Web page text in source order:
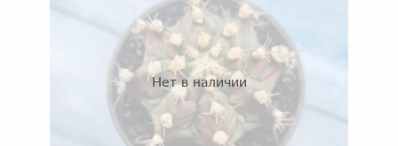
Нет в наличии